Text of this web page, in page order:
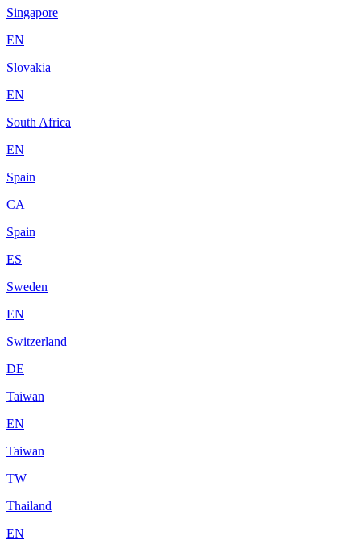
Singapore
EN
Slovakia
EN
South Africa
EN
Spain
CA
Spain
ES
Sweden
EN
Switzerland
DE
Taiwan
EN
Taiwan
TW
Thailand
EN